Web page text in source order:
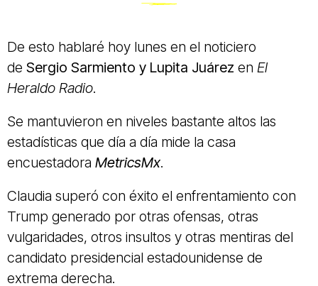
De esto hablaré hoy lunes en el noticiero
de Sergio Sarmiento y Lupita Juárez en El
Heraldo Radio.
Se mantuvieron en niveles bastante altos las
estadísticas que día a día mide la casa
encuestadora MetricsMx.
Claudia superó con éxito el enfrentamiento con
Trump generado por otras ofensas, otras
vulgaridades, otros insultos y otras mentiras del
candidato presidencial estadounidense de
extrema derecha.